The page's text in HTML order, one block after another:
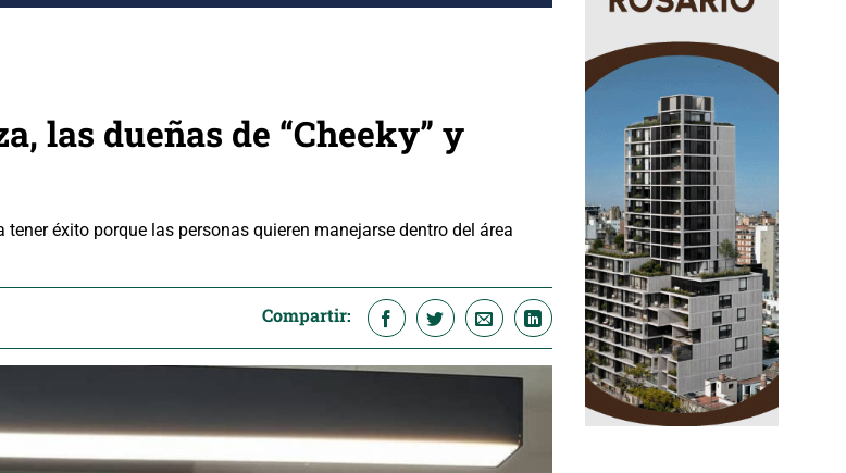
las dueñas de “Cheeky” y
éxito porque las personas quieren manejarse dentro del área
Compartir: